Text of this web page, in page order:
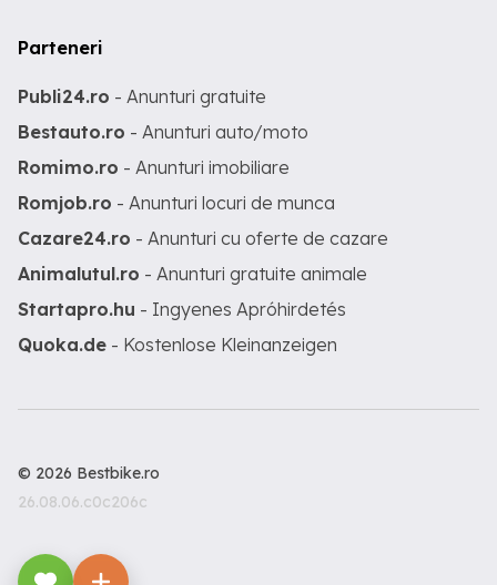
Parteneri
Publi24.ro - Anunturi gratuite
Bestauto.ro - Anunturi auto/moto
Romimo.ro - Anunturi imobiliare
Romjob.ro - Anunturi locuri de munca
Cazare24.ro - Anunturi cu oferte de cazare
Animalutul.ro - Anunturi gratuite animale
Startapro.hu - Ingyenes Apróhirdetés
Quoka.de - Kostenlose Kleinanzeigen
© 2026 Bestbike.ro
26.08.06.c0c206c